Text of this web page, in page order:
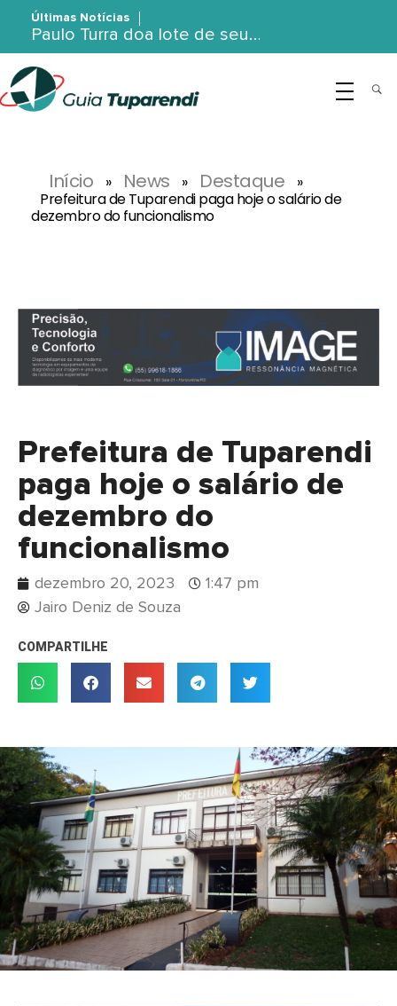
Últimas Notícias
Paulo Turra doa lote de seu…
Início » News » Destaque
»
Prefeitura de Tuparendi paga hoje o salário de
dezembro do funcionalismo
Prefeitura de Tuparendi
paga hoje o salário de
dezembro do
funcionalismo
dezembro 20, 2023
1:47 pm
Jairo Deniz de Souza
COMPARTILHE